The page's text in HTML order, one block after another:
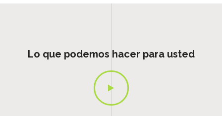
Lo que podemos hacer para usted